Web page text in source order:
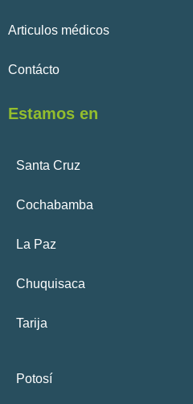
Articulos médicos
Contácto
Estamos en
Santa Cruz
Cochabamba
La Paz
Chuquisaca
Tarija
Potosí